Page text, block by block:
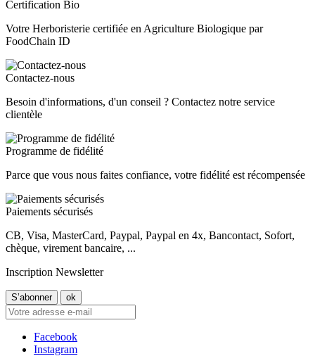
Certification Bio
Votre Herboristerie certifiée en Agriculture Biologique par
FoodChain ID
Contactez-nous
Besoin d'informations, d'un conseil ? Contactez notre service
clientèle
Programme de fidélité
Parce que vous nous faites confiance, votre fidélité est récompensée
Paiements sécurisés
CB, Visa, MasterCard, Paypal, Paypal en 4x, Bancontact, Sofort,
chèque, virement bancaire, ...
Inscription Newsletter
Facebook
Instagram